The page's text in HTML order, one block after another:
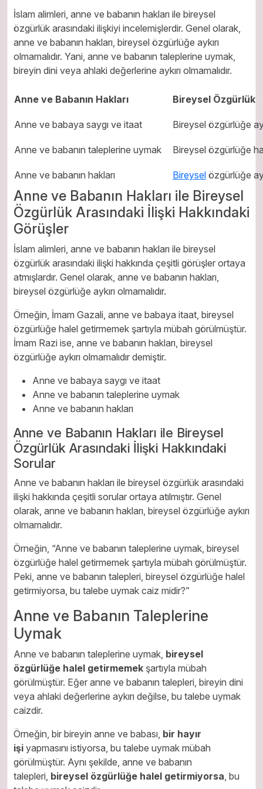
İslam alimleri, anne ve babanın hakları ile bireysel
özgürlük arasındaki ilişkiyi incelemişlerdir. Genel olarak,
anne ve babanın hakları, bireysel özgürlüğe aykırı
olmamalıdır. Yani, anne ve babanın taleplerine uymak,
bireyin dini veya ahlaki değerlerine aykırı olmamalıdır.
Anne ve Babanın Hakları Bireysel Özgürlük
Anne ve babaya saygı ve itaat Bireysel özgürlüğe
Anne ve babanın taleplerine uymak Bireysel özgürlüğe
Anne ve babanın hakları Bireysel özgürlüğe
Anne ve Babanın Hakları ile Bireysel
Özgürlük Arasındaki İlişki Hakkındaki
Görüşler
İslam alimleri, anne ve babanın hakları ile bireysel
özgürlük arasındaki ilişki hakkında çeşitli görüşler ortaya
atmışlardır. Genel olarak, anne ve babanın hakları,
bireysel özgürlüğe aykırı olmamalıdır.
Örneğin, İmam Gazali, anne ve babaya itaat, bireysel
özgürlüğe halel getirmemek şartıyla mübah görülmüştür.
İmam Razi ise, anne ve babanın hakları, bireysel
özgürlüğe aykırı olmamalıdır demiştir.
Anne ve babaya saygı ve itaat
Anne ve babanın taleplerine uymak
Anne ve babanın hakları
Anne ve Babanın Hakları ile Bireysel
Özgürlük Arasındaki İlişki Hakkındaki
Sorular
Anne ve babanın hakları ile bireysel özgürlük arasındaki
ilişki hakkında çeşitli sorular ortaya atılmıştır. Genel
olarak, anne ve babanın hakları, bireysel özgürlüğe aykırı
olmamalıdır.
Örneğin, “Anne ve babanın taleplerine uymak, bireysel
özgürlüğe halel getirmemek şartıyla mübah görülmüştür.
Peki, anne ve babanın talepleri, bireysel özgürlüğe halel
getirmiyorsa, bu talebe uymak caiz midir?”
Anne ve Babanın Taleplerine
Uymak
Anne ve babanın taleplerine uymak, bireysel
özgürlüğe halel getirmemek şartıyla mübah
görülmüştür. Eğer anne ve babanın talepleri, bireyin dini
veya ahlaki değerlerine aykırı değilse, bu talebe uymak
caizdir.
Örneğin, bir bireyin anne ve babası, bir hayır
işi yapmasını istiyorsa, bu talebe uymak mübah
görülmüştür. Aynı şekilde, anne ve babanın
talepleri, bireysel özgürlüğe halel getirmiyorsa, bu